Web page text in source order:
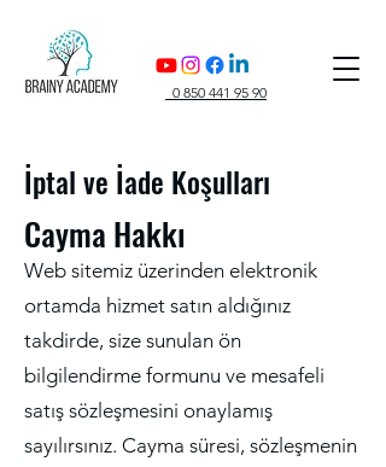
0 850 441 95 90
İptal ve İade Koşulları
Cayma Hakkı
Web sitemiz üzerinden elektronik
ortamda hizmet satın aldığınız
takdirde, size sunulan ön
bilgilendirme formunu ve mesafeli
satış sözleşmesini onaylamış
sayılırsınız. Cayma süresi, sözleşmenin